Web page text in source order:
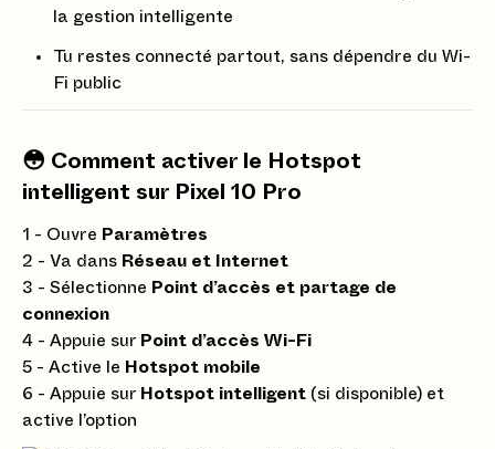
la gestion intelligente
Tu restes connecté partout, sans dépendre du Wi-
Fi public
😳 Comment activer le Hotspot
intelligent sur Pixel 10 Pro
1 - Ouvre Paramètres
2 - Va dans Réseau et Internet
3 - Sélectionne Point d’accès et partage de
connexion
4 - Appuie sur Point d’accès Wi-Fi
5 - Active le Hotspot mobile
6 - Appuie sur Hotspot intelligent (si disponible) et
active l’option